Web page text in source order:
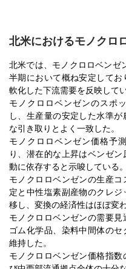
北米におけるモノクロ
北米では、モノクロロベンゼ
半期において概ね安定して
軟化した下流需要を反映してい
モノクロロベンゼンのスポ
し、生産量の安定した水準
な引き取りとよく一致した。
モノクロロベンゼン価格予
り、潜在的な上昇はベンゼ
動に依存すると示唆している。
モノクロロベンゼンの生産
定と中性塩素副産物のクレ
移し、変換の経済性はほぼ変
モノクロロベンゼンの需要見
ゴム化学品、染料中間体の
維持した。
モノクロロベンゼン価格指